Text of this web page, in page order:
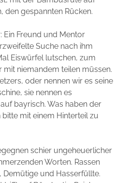
den gespannten Rücken.
Ein Freund und Mentor
Suche nach ihm
Eiswürfel lutschen, zum
mit niemandem teilen müssen.
oder nennen wir es seine
sie nennen es
bayrisch. Was haben der
mit einem Hinterteil zu
schier ungeheuerlicher
Worten. Rassen
Demütige und Hasserfüllte.